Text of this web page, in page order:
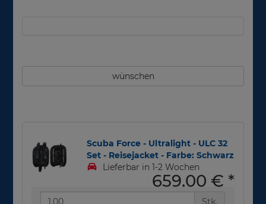
wünschen
Scuba Force - Ultralight - ULC 32
Set - Reisejacket - Farbe: Schwarz
Lieferbar in 1-2 Wochen
659,00 € *
Stk.